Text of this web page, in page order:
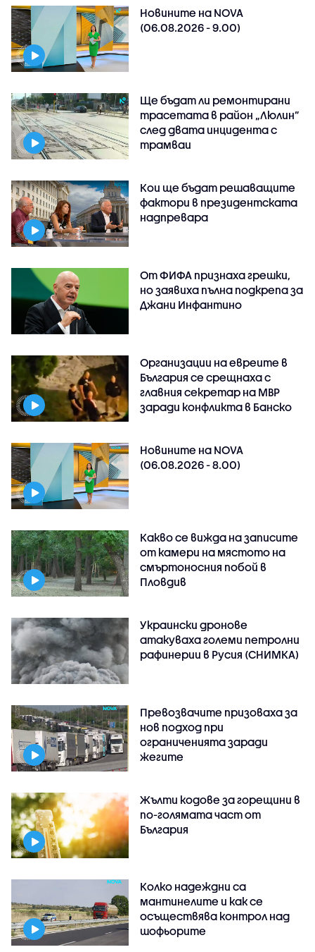
Новините на NOVA
(06.08.2026 - 9.00)
Ще бъдат ли ремонтирани
трасетата в район „Люлин”
след двата инцидента с
трамваи
Кои ще бъдат решаващите
фактори в президентската
надпревара
От ФИФА признаха грешки,
но заявиха пълна подкрепа за
Джани Инфантино
Организации на евреите в
България се срещнаха с
главния секретар на МВР
заради конфликта в Банско
Новините на NOVA
(06.08.2026 - 8.00)
Какво се вижда на записите
от камери на мястото на
смъртоносния побой в
Пловдив
Украински дронове
атакуваха големи петролни
рафинерии в Русия (СНИМКА)
Превозвачите призоваха за
нов подход при
ограниченията заради
жегите
Жълти кодове за горещини в
по-голямата част от
България
Колко надеждни са
мантинелите и как се
осъществява контрол над
шофьорите